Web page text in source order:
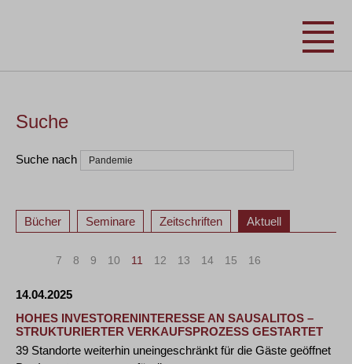
Suche
Suche nach
Bücher Seminare Zeitschriften Aktuell
7 8 9 10 11 12 13 14 15 16
14.04.2025
HOHES INVESTORENINTERESSE AN SAUSALITOS –
STRUKTURIERTER VERKAUFSPROZESS GESTARTET
39 Standorte weiterhin uneingeschränkt für die Gäste geöffnet